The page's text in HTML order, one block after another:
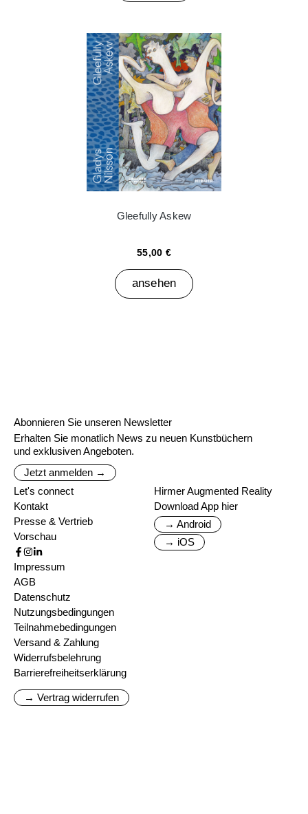
Gleefully Askew
55,00 €
ansehen
Abonnieren Sie unseren Newsletter
Erhalten Sie monatlich News zu neuen Kunstbüchern
und exklusiven Angeboten.
Jetzt anmelden →
Let's connect
Kontakt
Presse & Vertrieb
Vorschau
Hirmer Augmented Reality
Download App hier
→ Android
→ iOS
Impressum
AGB
Datenschutz
Nutzungsbedingungen
Teilnahmebedingungen
Versand & Zahlung
Widerrufsbelehrung
Barrierefreiheitserklärung
→ Vertrag widerrufen